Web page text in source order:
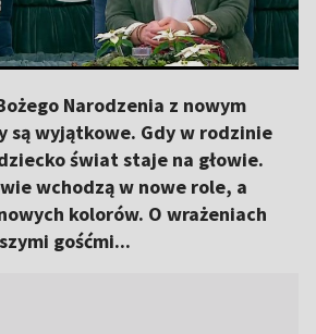
Narodzenia z nowym
są wyjątkowe. Gdy w rodzinie
świat staje na głowie.
wchodzą w nowe role, a
kolorów. O wrażeniach
gośćmi...